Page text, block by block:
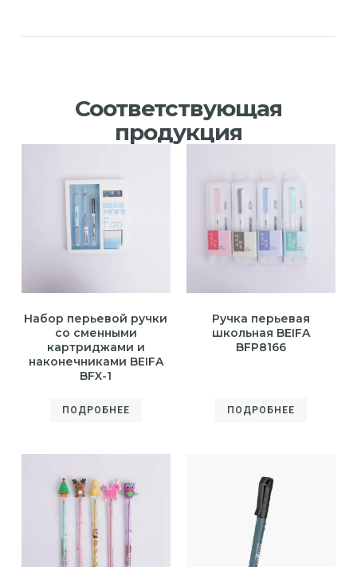
Соответствующая
продукция
Набор перьевой ручки
со сменными
картриджами и
наконечниками BEIFA
BFX-1
ПОДРОБНЕЕ
Ручка перьевая
школьная BEIFA
BFP8166
ПОДРОБНЕЕ